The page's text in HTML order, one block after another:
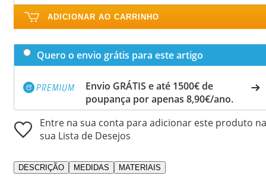
ADICIONAR AO CARRINHO
Quero o envio grátis para este artigo
Envio GRÁTIS e até 1500€ de
poupança por apenas 8,90€/ano.
Entre na sua conta para adicionar este produto na
sua Lista de Desejos
DESCRIÇÃO MEDIDAS MATERIAIS